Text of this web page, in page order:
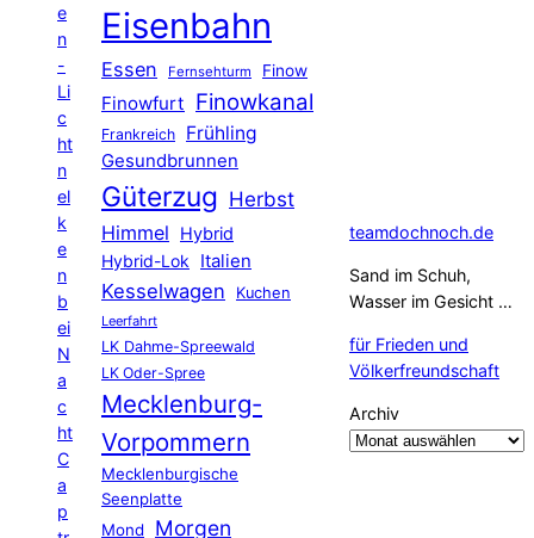
e
n
-
Li
c
ht
n
el
k
e
n
b
ei
N
a
c
ht
C
a
p
Eisenbahn
Essen Fernsehturm Finow
Finowfurt Finowkanal
Frankreich Frühling
Gesundbrunnen
Güterzug Herbst
Himmel
Hybrid
Hybrid-Lok Italien
Kesselwagen Kuchen
Leerfahrt
LK Dahme-Spreewald
LK Oder-Spree
Mecklenburg-
Vorpommern
Mecklenburgische
Seenplatte
Mond
Morgen
teamdochnoch.de
Sand im Schuh,
Wasser im Gesicht …
für Frieden und
Völkerfreundschaft
Archiv